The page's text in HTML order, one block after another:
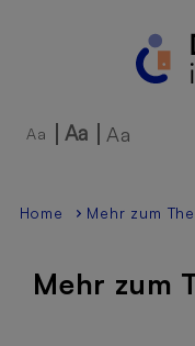
Direkt zur
Direkt zum Inhalt
Aa Aa Aa
Home Mehr zum
Mehr zum